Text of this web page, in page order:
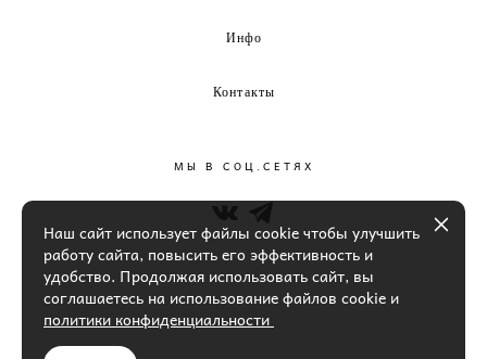
Инфо
Контакты
МЫ В СОЦ.СЕТЯХ
Наш сайт использует файлы cookie чтобы улучшить
работу сайта, повысить его эффективность и
удобство. Продолжая использовать сайт, вы
соглашаетесь на использование файлов cookie и
политики конфиденциальности